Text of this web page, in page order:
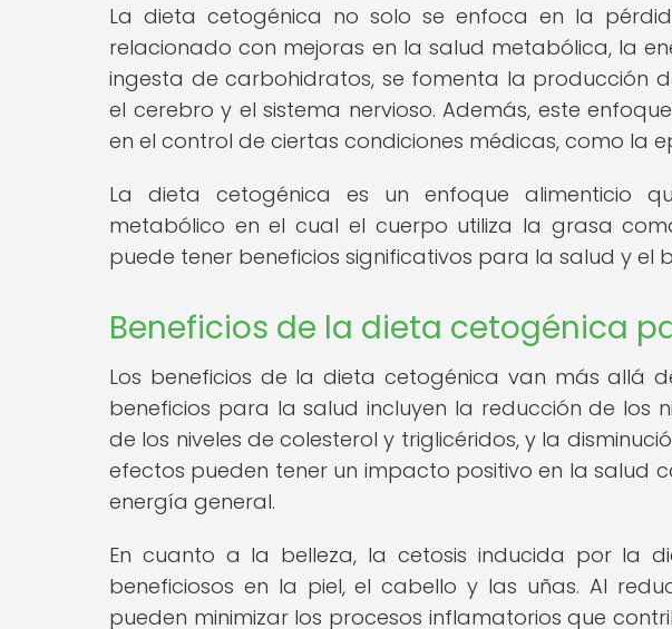
La dieta cetogénica no solo se enfoca en la
relacionado con mejoras en la salud metabólica, la
ingesta de carbohidratos, se fomenta la producción
el cerebro y el sistema nervioso. Además, este
en el control de ciertas condiciones médicas, como la
La dieta cetogénica es un enfoque alimenticio
metabólico en el cual el cuerpo utiliza la grasa
puede tener beneficios significativos para la salud y el
Beneficios de la dieta cetogénica
Los beneficios de la dieta cetogénica van más allá
beneficios para la salud incluyen la reducción de los
de los niveles de colesterol y triglicéridos, y la
efectos pueden tener un impacto positivo en la salud
energía general.
En cuanto a la belleza, la cetosis inducida por la
beneficiosos en la piel, el cabello y las uñas. Al
pueden minimizar los procesos inflamatorios que